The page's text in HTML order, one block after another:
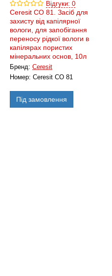
Відгуки: 0
Ceresit CO 81. Засіб для
захисту від капілярної
вологи, для запобігання
переносу рідкої вологи в
капілярах пористих
мінеральних основ, 10л
Бренд: Ceresit
Номер: Ceresit CO 81
Під замовлення